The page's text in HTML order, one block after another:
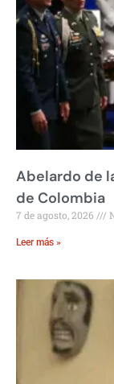
Abelardo de
de Colombia
7 de agosto, 2026
Leer más »